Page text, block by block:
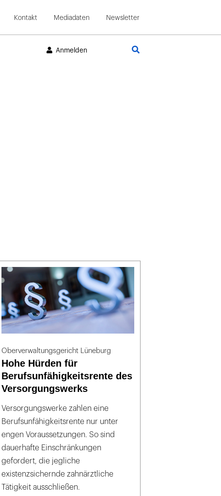
Kontakt Mediadaten Newsletter
Anmelden
Oberverwaltungsgericht Lüneburg
Hohe Hürden für
Berufsunfähigkeitsrente des
Versorgungswerks
Versorgungswerke zahlen eine
Berufsunfähigkeitsrente nur unter
engen Voraussetzungen. So sind
dauerhafte Einschränkungen
gefordert, die jegliche
existenzsichernde zahnärztliche
Tätigkeit ausschließen.